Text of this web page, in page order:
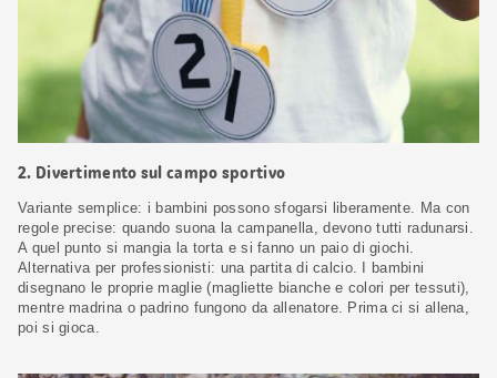
2. Divertimento sul campo sportivo
Variante semplice: i bambini possono sfogarsi liberamente. Ma con
regole precise: quando suona la campanella, devono tutti radunarsi.
A quel punto si mangia la torta e si fanno un paio di giochi.
Alternativa per professionisti: una partita di calcio. I bambini
disegnano le proprie maglie (magliette bianche e colori per tessuti),
mentre madrina o padrino fungono da allenatore. Prima ci si allena,
poi si gioca.